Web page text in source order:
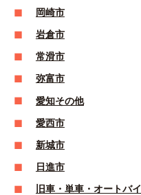
岡崎市
岩倉市
常滑市
弥富市
愛知その他
愛西市
新城市
日進市
旧車・単車・オートバイ